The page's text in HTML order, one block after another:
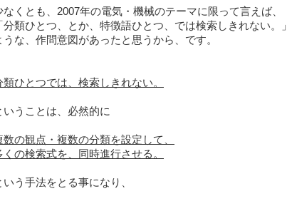
なくとも、2007年の電気・機械のテーマに限って言えば、
分類ひとつ、とか、特徴語ひとつ、では検索しきれない。」
うな、作問意図があったと思うから、です。
類ひとつでは、検索しきれない。
いうことは、必然的に
数の観点・複数の分類を設定して、
くの検索式を、同時進行させる。
いう手法をとる事になり、